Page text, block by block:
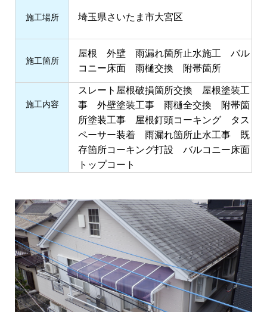
施⼯場所 埼玉県さいたま市大宮区
施⼯箇所
屋根 外壁 雨漏れ箇所止水施工 バル
コニー床面 雨樋交換 附帯箇所
施⼯内容
スレート屋根破損箇所交換 屋根塗装工
事 外壁塗装工事 雨樋全交換 附帯箇
所塗装工事 屋根釘頭コーキング タス
ペーサー装着 雨漏れ箇所止水工事 既
存箇所コーキング打設 バルコニー床面
トップコート